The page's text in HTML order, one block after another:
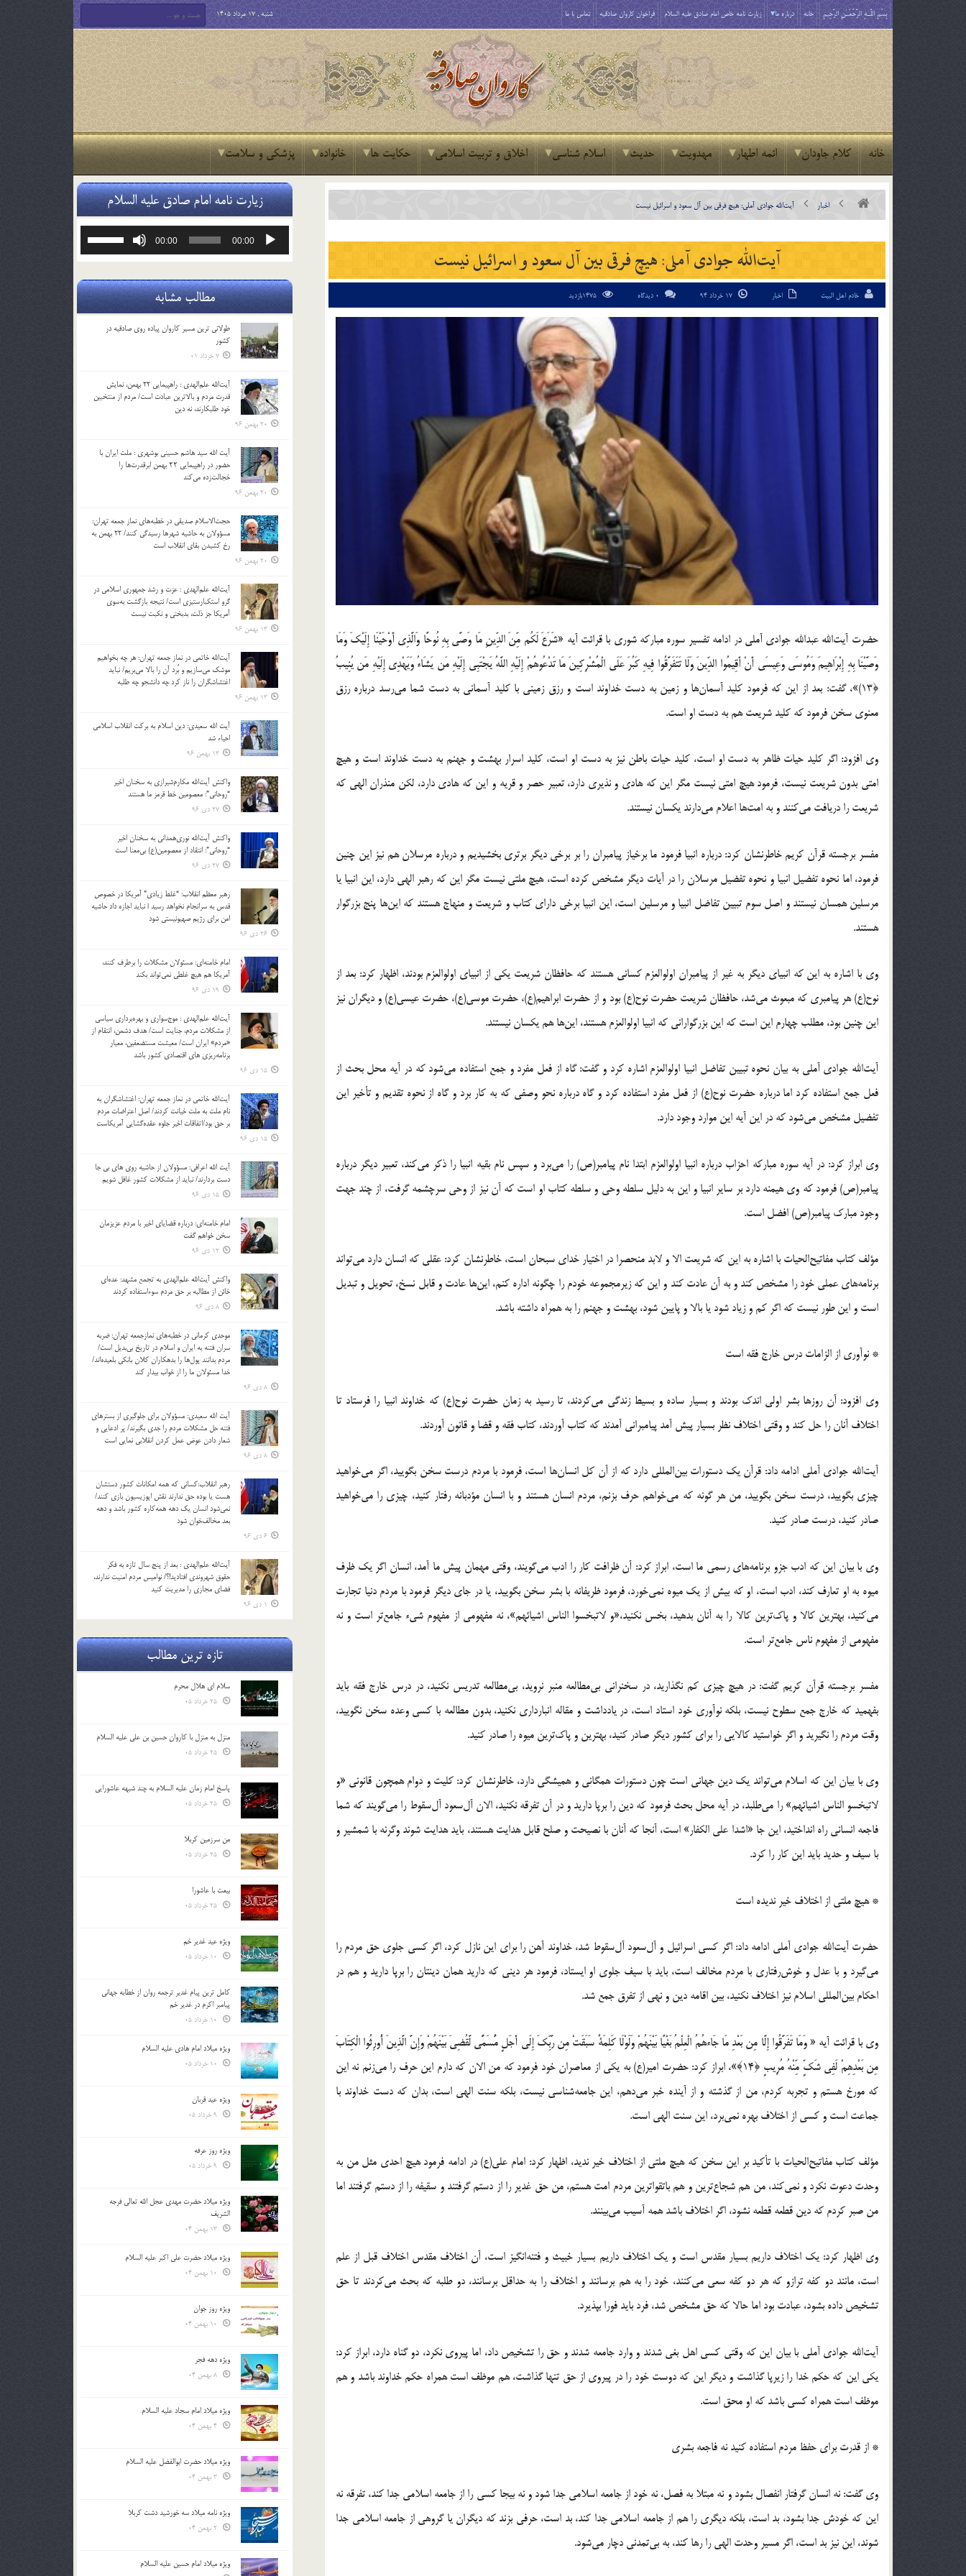
بِسْمِ اللَّـهِ الرَّحْمَـٰنِ الرَّحِيمِ خانه درباره ما زیارت نامه خاص امام صادق علیه السلام فراخوان کاروان صادقیه تماس با ما شنبه , 17 مرداد 1405
خانه کلام جاودان ائمه اطهار مهدویت حدیث اسلام شناسی اخلاق و تربیت اسلامی حکایت ها خانواده پزشکی و سلامت
اخبار آیت‌الله جوادی آملی: هیچ فرقی بین آل سعود و اسرائیل نیست
آیت‌الله جوادی آملی: هیچ فرقی بین آل سعود و اسرائیل نیست
خادم اهل البیت اخبار 0 دیدگاه
حضرت آیت‎الله عبدالله جوادی آملی در ادامه تفسیر سوره مبارکه شوری با قرائت آیه «شَرَعَ لَکُم مِّنَ الدِّینِ مَا وَصَّى بِهِ نُوحًا وَالَّذِی أَوْحَیْنَا إِلَیْکَ وَمَا
وَصَّیْنَا بِهِ إِبْرَاهِیمَ وَمُوسَى وَعِیسَى أَنْ أَقِیمُوا الدِّینَ وَلَا تَتَفَرَّقُوا فِیهِ کَبُرَ عَلَى الْمُشْرِکِینَ مَا تَدْعُوهُمْ إِلَیْهِ اللَّهُ یَجْتَبِی إِلَیْهِ مَن یَشَاءُ وَیَهْدِی إِلَیْهِ مَن یُنِیبُ
﴿13)»، گفت: بعد از این که فرمود کلید آسمان‌ها و زمین به دست خداوند است و رزق زمینی با کلید آسمانی به دست شما می‌رسد درباره رزق
معنوی سخن فرمود که کلید شریعت هم به دست او است.
وی افزود: اگر کلید حیات ظاهر به دست او است، کلید حیات باطن نیز به دست او است، کلید اسرار بهشت و جهنم به دست خداوند است و هیچ
امتی بدون شریعت نیست، فرمود هیچ امتی نیست مگر این که هادی و نذیری دارد، تعبیر حصر و قریه و این که هادی دارد، لکن منذران الهی که
شریعت را دریافت می‌کنند و به امت‌ها اعلام می‌دارند یکسان نیستند.
مفسر برجسته قرآن کریم خاطرنشان کرد: درباره انبیا فرمود ما برخیاز پیامبران را بر برخی دیگر برتری بخشیدیم و درباره مرسلان هم نیز این چنین
فرمود، اما نحوه تفضیل انبیا و نحوه تفضیل مرسلان را در آیات دیگر مشخص کرده است، هیچ ملتی نیست مگر این که رهبر الهی دارد، این انبیا یا
مرسلین همسان نیستند و اصل سوم تبیین تفاضل انبیا و مرسلین است، این انبیا برخی دارای کتاب و شریعت و منهاج هستند که این‌ها پنج بزرگوار
هستند.
وی با اشاره به این که انبیای دیگر به غیر از پیامبران اولوالعزم کسانی هستند که حافظان شریعت یکی از انبیای اولوالعزم بودند، اظهار کرد: بعد از
نوح(ع) هر پیامبری که مبعوث می‌شد، حافظان شریعت حضرت نوح(ع) بود و از حضرت ابراهیم(ع)، حضرت موسی(ع)، حضرت عیسی(ع) و دیگران نیز
این چنین بود، مطلب چهارم این است که این بزرگوارانی که انبیا اولوالعزم هستند، این‌ها هم یکسان نیستند.
آیت‌الله جوادی آملی به بیان نحوه تبیین تفاضل انبیا اولوالعزم اشاره کرد و گفت: گاه از فعل مفرد و جمع استفاده می‌شود که در آیه محل بحث از
فعل جمع استفاده کرد اما درباره حضرت نوح(ع) از فعل مفرد استفاده کرد و گاه درباره نحو وصفی که به کار برد و گاه از نحوه تقدیم و تأخیر این
تفضیل مشخص می‌شود که در این آیه این موارد وجود دارد.
وی ابراز کرد: در آیه سوره مبارکه احزاب درباره انبیا اولوالعزم ابتدا نام پیامبر(ص) را می‌برد و سپس نام بقیه انبیا را ذکر می‌کند، تعبیر دیگر درباره
پیامبر(ص) فرمود که وی هیمنه دارد بر سایر انبیا و این به دلیل سلطه وحی و سلطه کتاب او است که آن نیز از وحی سرچشمه گرفت، از چند جهت
وجود مبارک پیامبر(ص) افضل است.
مؤلف کتاب مفاتیح‌الحیات با اشاره به این که شریعت الا و لابد منحصرا در اختیار خدای سبحان است، خاطرنشان کرد: عقلی که انسان دارد می‌تواند
برنامه‌های عملی خود را مشخص کند و به آن عادت کند و این که زیرمجموعه خودم را چگونه اداره کنم، این‌ها عادت و قابل نسخ، تحویل و تبدیل
است و این طور نیست که اگر کم و زیاد شود یا بالا و پایین شود، بهشت و جهنم را به همراه داشته باشد.
* نوآوری از الزامات درس خارج فقه است
وی افزود: آن روزها بشر اولی اندک بودند و بسیار ساده و بسیط زندگی می‌کردند، تا رسید به زمان حضرت نوح(ع) که خداوند انبیا را فرستاد تا
اختلاف آنان را حل کند و وقتی اختلاف نظر بسیار پیش آمد پیامبرانی آمدند که کتاب آوردند‏‏، کتاب فقه و قضا و قانون آوردند.
آیت‌الله جوادی آملی ادامه داد: قرآن یک دستورات بین‌المللی دارد که از آن کل انسان‌ها است، فرمود با مردم درست سخن بگویید، اگر می‌خواهید
چیزی بگویید، درست سخن بگویید، من هر گونه که می‌خواهم حرف بزنم، مردم انسان‌ هستند و با انسان مؤدبانه رفتار کنید، چیزی را می‌خواهید
صادر کنید، درست صادر کنید.
وی با بیان این که ادب جزو برنامه‌های رسمی ما است، ابراز کرد: آن ظرافت کار را ادب می‌گویند، وقتی مهمان پیش ما آمد، انسان اگر یک ظرف
میوه به او تعارف کند، ادب است، او که بیش از یک میوه نمی‌خورد، فرمود ظریفانه با بشر سخن بگویید، یا در جای دیگر فرمود با مردم دنیا تجارت
می‌کنید، بهترین کالا و پاک‌ترین کالا را به آنان بدهید، بخس نکنید،«و لاتبخسوا الناس اشیائهم»، نه مفهومی از مفهوم شیء جامع‌تر است و نه
مفهومی از مفهوم ناس جامع‌تر است.
مفسر برجسته قرآن کریم گفت: در هیچ چیزی کم نگذارید، در سخنرانی بی‌مطالعه منبر نروید، بی‌مطالعه تدریس نکنید، در درس خارج فقه باید
بفهمید که خارج جمع سطوح نیست، بلکه نوآوری خود استاد است، در یادداشت و مقاله انبارداری نکنید، بدون مطالعه با کسی وعده سخن نگویید،
وقت مردم را نگیرید و اگر خواستید کالایی را برای کشور دیگر صادر کنید، بهترین و پاک‌ترین میوه را صادر کنید.
وی با بیان این که اسلام می‌تواند یک دین جهانی است چون دستورات همگانی و همیشگی دارد، خاطرنشان کرد: کلیت و دوام همچون قانونی «و
لاتبخسو الناس اشیائهم» را می‌طلبد، در آیه محل بحث فرمود که دین را برپا دارید و در آن تفرقه نکنید، الان آل‌سعود آل‌سقوط را می‌گویند که شما
فاجعه انسانی راه انداختید، این جا «اشدا علی الکفار» است، آنجا که آنان با نصیحت و صلح قابل هدایت هستند، باید هدایت شوند وگرنه با شمشیر و
با سیف و حدید باید این کار را کرد.
* هیچ ملتی از اختلاف خیر ندیده است
حضرت آیت‌الله جوادی آملی ادامه داد: اگر کسی اسرائیل و آل‌سعود آل‌سقوط شد، خداوند آهن را برای این نازل کرد، اگر کسی جلوی حق مردم را
می‌گیرد و با عدل و خوش‌رفتاری با مردم مخالف است، باید با سیف جلوی او ایستاد، فرمود هر دینی که دارید همان دینتان را برپا دارید و هم در
احکام بین‌المللی اسلام نیز اختلاف نکنید، بین اقامه دین و نهی از تفرق جمع شد.
وی با قرائت آیه « وَمَا تَفَرَّقُوا إِلَّا مِن بَعْدِ مَا جَاءهُمُ الْعِلْمُ بَغْیًا بَیْنَهُمْ وَلَوْلَا کَلِمَةٌ سَبَقَتْ مِن رَّبِّکَ إِلَى أَجَلٍ مُّسَمًّى لَّقُضِیَ بَیْنَهُمْ وَإِنَّ الَّذِینَ أُورِثُوا الْکِتَابَ
مِن بَعْدِهِمْ لَفِی شَکٍّ مِّنْهُ مُرِیبٍ ﴿14﴾»، ابراز کرد: حضرت امیر(ع) به یکی از معاصران خود فرمود که من الان که دارم این حرف را می‌زنم نه این
که مورخ هستم و تجربه کردم، من از گذشته و از آینده خبر می‌دهم، این جامعه‌شناسی نیست، بلکه سنت الهی است، بدان که دست خداوند با
جماعت است و کسی از اختلاف بهره نمی‌برد، این سنت الهی است.
مؤلف کتاب مفاتیح‌الحیات با تأکید بر این سخن که هیچ ملتی از اختلاف خیر ندید، اظهار کرد: امام علی(ع) در ادامه فرمود هیچ احدی مثل من به
وحدت دعوت نکرد و نمی‌کند، من هم شجاع‌ترین و هم باتقواترین مردم امت هستم، من حق غدیر را از دستم گرفتند و سقیفه را از دستم گرفتند اما
من صبر کردم که دین قطعه قطعه نشود، اگر اختلاف باشد همه آسیب می‌بینند.
وی اظهار کرد: یک اختلاف داریم بسیار مقدس است و یک اختلاف داریم بسیار خبیث و فتنه‌انگیز است، آن اختلاف مقدس اختلاف قبل از علم
است، مانند دو کفه ترازو که هر دو کفه سعی می‌کنند، خود را به هم برسانند و اختلاف را به حداقل برسانند، دو طلبه که بحث می‌کردند تا حق
تشخیص داده بشود، عبادت بود اما حالا که حق مشخص شد، فرد باید فورا بپذیرد.
آیت‌الله جوادی آملی با بیان این که وقتی کسی اهل بغی شدند و وارد جامعه شدند و حق را تشخیص داد، اما پیروی نکرد، دو گناه دارد، ابراز کرد:
یکی این که حکم خدا را زیرپا گذاشت و دیگر این که دوست خود را در پیروی از حق تنها گذاشت، هم موظف است همراه حکم خداوند باشد و هم
موظف است همراه کسی باشد که او محق است.
* از قدرت برای حفظ مردم استفاده کنید نه فاجعه بشری
وی گفت: نه انسان گرفتار انفصال بشود و نه مبتلا به فصل، نه خود از جامعه اسلامی جدا شود و نه بیجا کسی را از جامعه اسلامی جدا کند، تفرقه نه
این که خودش جدا بشود، بد است، بلکه دیگری را هم از جامعه اسلامی جدا کند، بد است، حرفی بزند که دیگران یا گروهی از جامعه اسلامی جدا
شوند، این نیز بد است، اگر مسیر وحدت الهی را رها کند، به بی‌تمدنی دچار می‌شود.
زیارت نامه امام صادق علیه السلام
پخش‌کننده
00:00
00:00
یا
صدا
کلیدهای
مطالب مشابه
طولانی ترین مسیر کاروان پیاده روی صادقیه در
کشور
7 خرداد 01
آیت‌الله علم‌الهدی : راهپیمایی 22 بهمن، نمایش
قدرت مردم و بالاترین عبادت است/ مردم از منتخبین
خود طلبکارند، نه دین
20 بهمن 96
آیت الله سید هاشم حسینی بوشهری : ملت ایران با
حضور در راهپیمایی ۲۲ بهمن ابرقدرت‌ها را
خجالت‌زده می‌کند
20 بهمن 96
حجت‌الاسلام صدیقی در خطبه‌های نماز جمعه تهران:
مسؤولان به حاشیه شهرها رسیدگی کنند/ 22 بهمن به
رخ کشیدن بقای انقلاب است
20 بهمن 96
آیت‌الله علم‌الهدی : عزت و رشد جمهوری اسلامی در
گرو استکبارستیزی است/ نتیجه بازگشت به‌سوی
آمریکا جز ذلت، بدبختی و نکبت نیست
13 بهمن 96
آیت‌الله خاتمی در نماز جمعه تهران: هر چه بخواهیم
موشک می‌سازیم و بُرد آن را بالا می‌بریم/ نباید
اغتشاشگران را ناز کرد چه دانشجو چه طلبه
13 بهمن 96
آیت الله سعیدی: دین اسلام به برکت انقلاب اسلامی
احیاء شد
13 بهمن 96
واکنش آیت‌الله مکارم‌شیرازی به سخنان اخیر
“روحانی”: معصومین خط قرمز ما هستند
27 دی 96
واکنش آیت‌الله نوری‌همدانی به سخنان اخیر
“روحانی”: انتقاد از معصومین(ع) بی‌معنا است
27 دی 96
رهبر معظم انقلاب: “غلط زیادی” آمریکا در خصوص
قدس به سرانجام نخواهد رسید | نباید اجازه داد حاشیه
امن برای رژیم صهیونیستی شود
26 دی 96
امام خامنه‌ای: مسئولان مشکلات را برطرف کنند،
آمریکا هم هیچ غلطی نمی‌تواند بکند
19 دی 96
آیت‌الله علم‌الهدی : موج‌سواری و بهره‌برداری سیاسی
از مشکلات مردم، جنایت است/ هدف دشمن، انتقام از
«مردم» ایران است/ معیشت مستضعفین، معیار
برنامه‌ریزی های اقتصادی کشور باشد
15 دی 96
آیت‌الله خاتمی در نماز جمعه تهران: اغتشاشگران به
نام ملت به ملت خیانت کردند/ اصل اعتراضات مردم
بر حق بود/اتفاقات اخیر جلوه عقده‌گشایی آمریکاست
15 دی 96
آیت الله اعرافی: مسؤولان از حاشیه روی های بی جا
دست بردارند/ نباید از مشکلات کشور غافل شویم
15 دی 96
امام خامنه‌ای: درباره قضایای اخیر با مردم عزیزمان
سخن خواهم گفت
12 دی 96
واکنش آیت‌الله علم‌الهدی به تجمع مشهد: عده‌ای
خائن از مطالبه بر حق مردم سوءاستفاده کردند
8 دی 96
موحدی کرمانی در خطبه‌های نمازجمعه تهران: ضربه‌
سران فتنه به ایران و اسلام در تاریخ بی‌بدیل است/
مردم بدانند پول‌ها را بدهکاران کلان بانکی بلعیده‌اند/
خدا مسئولان ما را از خواب بیدار کند
8 دی 96
آیت الله سعیدی: مسؤولان برای جلوگیری از بسترهای
فتنه حل مشکلات مردم را جدی بگیرند/ پر ادعایی و
شعار دادن عوض عمل کردن انقلابی نمایی است
8 دی 96
رهبر انقلاب:کسانی که همه امکانات کشور دستشان
هست یا بوده حق ندارند نقش اپوزیسیون بازی کنند/
نمی‌شود انسان یک‌ دهه همه‌کاره کشور باشد و دهه
بعد مخالف‌خوان شود
6 دی 96
آیت‌الله علم‌الهدی : بعد از پنج سال تازه به فکر
حقوق شهروندی افتادید!؟/ نوامیس مردم امنیت ندارند،
فضای مجازی را مدیریت کنید
1 دی 96
تازه ترین مطالب
سلام ای هلال محرم
منزل به منزل با کاروان حسین بن علی علیه السلام
پاسخ امام زمان علیه السلام به چند شبهه عاشورایی
من سرزمین کربلا
بیعت با عاشورا
ویژه عید غدیر خم
کامل ترین پیام غدیر ترجمه روان از خطابه جهانی
پیامبر اکرم در غدیر خم
ویژه میلاد امام هادی علیه السلام
ویژه عید قربان
ویژه روز عرفه
ویژه میلاد حضرت مهدی عجل الله تعالی فرجه
الشريف
ویژه میلاد حضرت علی اکبر علیه السلام
ویژه روز جوان
ویژه دهه فجر
ویژه میلاد امام سجاد علیه السلام
ویژه میلاد حضرت ابوالفضل علیه السلام
ویژه نامه میلاد سه خورشید دشت کربلا
ویژه میلاد امام حسین علیه السلام